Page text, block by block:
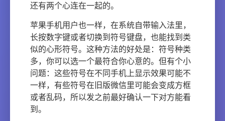
还有两个心连在一起的。
苹果手机用户也一样，在系统自带输入法里，
长按数字键或者切换到符号键盘，也能找到类
似的心形符号。这种方法的好处是：符号种类
多，你可以选一个最符合你心意的。但有个小
问题：这些符号在不同手机上显示效果可能不
一样，有些符号在旧版微信里可能会变成方框
或者乱码，所以发之前最好确认一下对方能看
到。